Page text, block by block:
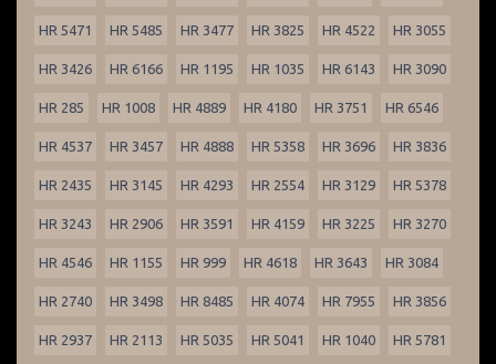
HR 5471 HR 5485 HR 3477 HR 3825 HR 4522 HR 3055
HR 3426 HR 6166 HR 1195 HR 1035 HR 6143 HR 3090
HR 285 HR 1008 HR 4889 HR 4180 HR 3751 HR 6546
HR 4537 HR 3457 HR 4888 HR 5358 HR 3696 HR 3836
HR 2435 HR 3145 HR 4293 HR 2554 HR 3129 HR 5378
HR 3243 HR 2906 HR 3591 HR 4159 HR 3225 HR 3270
HR 4546 HR 1155 HR 999 HR 4618 HR 3643 HR 3084
HR 2740 HR 3498 HR 8485 HR 4074 HR 7955 HR 3856
HR 2937 HR 2113 HR 5035 HR 5041 HR 1040 HR 5781